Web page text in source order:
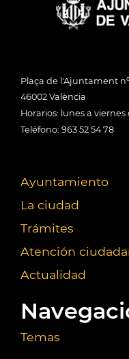
Plaça de l'Ajuntament nº
46002 València
Horarios: lunes a viernes
Teléfono: 963 52 54 78
Ayuntamiento
La ciudad
Trámites
Atención
Actualidad
Temas